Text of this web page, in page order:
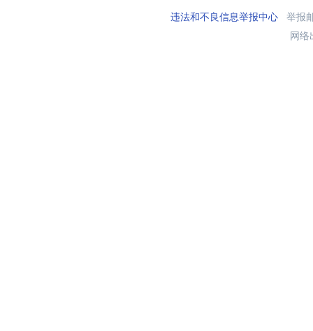
违法和不良信息举报中心举报
网